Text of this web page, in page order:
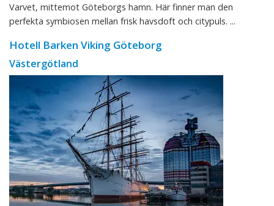
Varvet, mittemot Göteborgs hamn. Här finner man den
perfekta symbiosen mellan frisk havsdoft och citypuls. ...
Hotell Barken Viking Göteborg
Västergötland